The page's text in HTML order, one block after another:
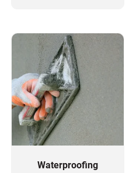
Waterproofing